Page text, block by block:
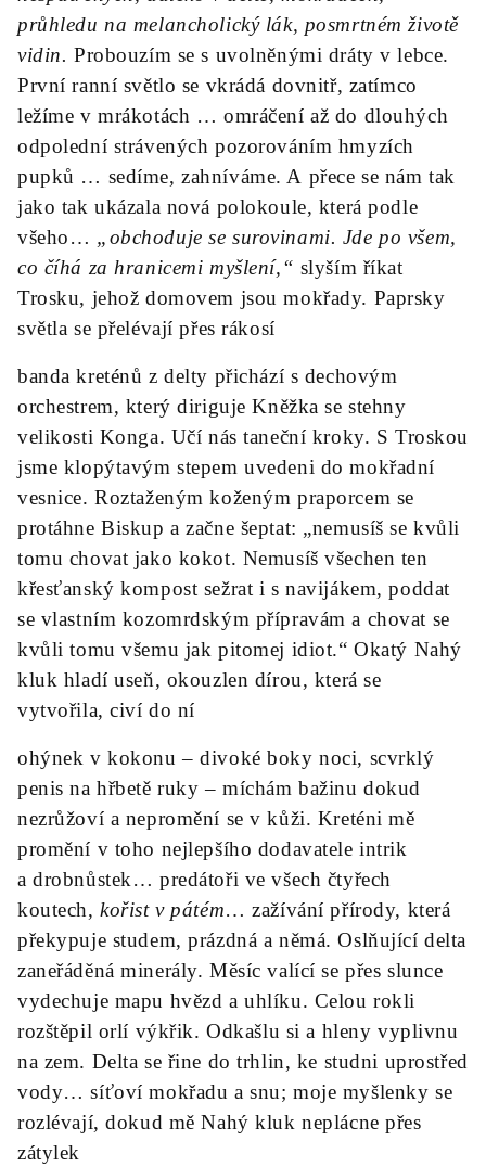
průhledu na melancholický lák, posmrtném životě
vidin. Probouzím se s uvolněnými dráty v lebce.
První ranní světlo se vkrádá dovnitř, zatímco
ležíme v mrákotách … omráčení až do dlouhých
odpolední strávených pozorováním hmyzích
pupků … sedíme, zahníváme. A přece se nám tak
jako tak ukázala nová polokoule, která podle
všeho… „obchoduje se surovinami. Jde po všem,
co číhá za hranicemi myšlení,“ slyším říkat
Trosku, jehož domovem jsou mokřady. Paprsky
světla se přelévají přes rákosí
banda kreténů z delty přichází s dechovým
orchestrem, který diriguje Kněžka se stehny
velikosti Konga. Učí nás taneční kroky. S Troskou
jsme klopýtavým stepem uvedeni do mokřadní
vesnice. Roztaženým koženým praporcem se
protáhne Biskup a začne šeptat: „nemusíš se kvůli
tomu chovat jako kokot. Nemusíš všechen ten
křesťanský kompost sežrat i s navijákem, poddat
se vlastním kozomrdským přípravám a chovat se
kvůli tomu všemu jak pitomej idiot.“ Okatý Nahý
kluk hladí useň, okouzlen dírou, která se
vytvořila, civí do ní
ohýnek v kokonu – divoké boky noci, scvrklý
penis na hřbetě ruky – míchám bažinu dokud
nezrůžoví a nepromění se v kůži. Kreténi mě
promění v toho nejlepšího dodavatele intrik
a drobnůstek… predátoři ve všech čtyřech
koutech,kořist v pátém… zažívání přírody, která
překypuje studem, prázdná a němá. Oslňující delta
zaneřáděná minerály. Měsíc valící se přes slunce
vydechuje mapu hvězd a uhlíku. Celou rokli
rozštěpil orlí výkřik. Odkašlu si a hleny vyplivnu
na zem. Delta se řine do trhlin, ke studni uprostřed
vody… síťoví mokřadu a snu; moje myšlenky se
rozlévají, dokud mě Nahý kluk neplácne přes
zátylek